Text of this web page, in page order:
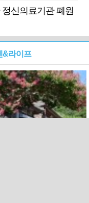
신의료기관 폐원
&라이프